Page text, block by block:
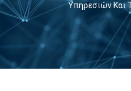
Υπηρεσιών Και